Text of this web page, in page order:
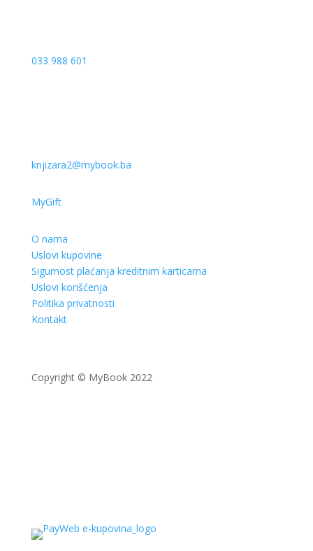
033 988 601
knjizara2@mybook.ba
MyGift
O nama
Uslovi kupovine
Sigurnost plaćanja kreditnim karticama
Uslovi korišćenja
Politika privatnosti
Kontakt
Copyright © MyBook 2022